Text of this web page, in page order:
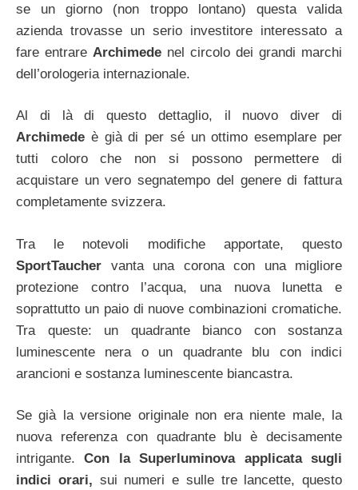
se un giorno (non troppo lontano) questa valida
azienda trovasse un serio investitore interessato a
fare entrare Archimede nel circolo dei grandi marchi
dell’orologeria internazionale.
Al di là di questo dettaglio, il nuovo diver di
Archimede è già di per sé un ottimo esemplare per
tutti coloro che non si possono permettere di
acquistare un vero segnatempo del genere di fattura
completamente svizzera.
Tra le notevoli modifiche apportate, questo
SportTaucher vanta una corona con una migliore
protezione contro l’acqua, una nuova lunetta e
soprattutto un paio di nuove combinazioni cromatiche.
Tra queste: un quadrante bianco con sostanza
luminescente nera o un quadrante blu con indici
arancioni e sostanza luminescente biancastra.
Se già la versione originale non era niente male, la
nuova referenza con quadrante blu è decisamente
intrigante.Con la Superluminova applicata sugli
indici orari, sui numeri e sulle tre lancette, questo